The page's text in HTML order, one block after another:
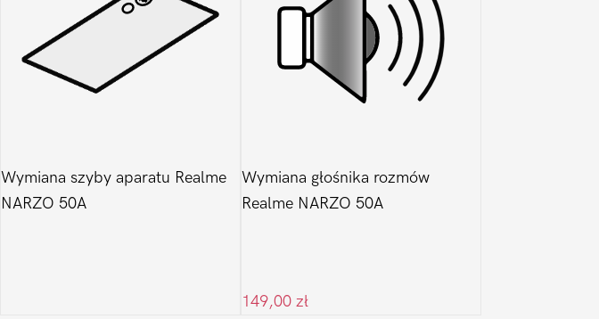
Wymiana szyby aparatu Realme
NARZO 50A
Wymiana głośnika rozmów
Realme NARZO 50A
149,00 zł